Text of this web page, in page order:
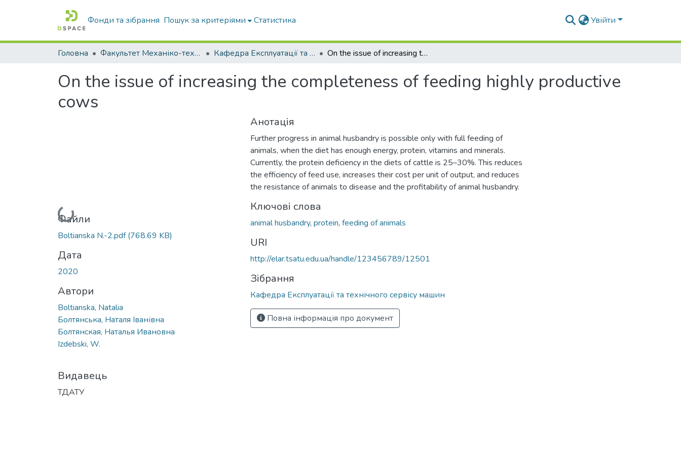
Фонди та зібрання Пошук за критеріями Статистика Увійти
Головна Факультет Механіко-технологічний Кафедра Експлуатації та технічного сервісу машин On the issue of increasing the completeness of feeding highly productive cows
On the issue of increasing the completeness of feeding highly productive
cows
Вантажиться...
Файли
Boltianska N.-2.pdf(768.69 KB)
Дата
2020
Автори
Boltianska, Natalia
Болтянська, Наталя Іванівна
Болтянская, Наталья Ивановна
Izdebski, W.
Видавець
ТДАТУ
Анотація
Further progress in animal husbandry is possible only with full feeding of
animals, when the diet has enough energy, protein, vitamins and minerals.
Currently, the protein deficiency in the diets of cattle is 25–30%. This reduces
the efficiency of feed use, increases their cost per unit of output, and reduces
the resistance of animals to disease and the profitability of animal husbandry.
Ключові слова
animal husbandry, protein, feeding of animals
URI
http://elar.tsatu.edu.ua/handle/123456789/12501
Зібрання
Кафедра Експлуатації та технічного сервісу машин
Повна інформація про документ